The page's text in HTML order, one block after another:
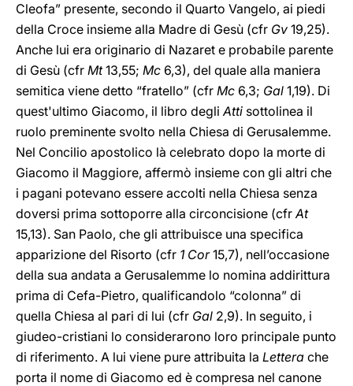
Cleofa” presente, secondo il Quarto Vangelo, ai piedi
della Croce insieme alla Madre di Gesù (cfr Gv 19,25).
Anche lui era originario di Nazaret e probabile parente
di Gesù (cfr Mt13,55; Mc 6,3), del quale alla maniera
semitica viene detto “fratello” (cfr Mc 6,3; Gal 1,19). Di
quest'ultimo Giacomo, il libro degliAtti sottolinea il
ruolo preminente svolto nella Chiesa di Gerusalemme.
Nel Concilio apostolico là celebrato dopo la morte di
Giacomo il Maggiore, affermò insieme con gli altri che
i pagani potevano essere accolti nella Chiesa senza
doversi prima sottoporre alla circoncisione (cfrAt
15,13). San Paolo, che gli attribuisce una specifica
apparizione del Risorto (cfr 1 Cor15,7), nell’occasione
della sua andata a Gerusalemme lo nomina addirittura
prima di Cefa-Pietro, qualificandolo “colonna” di
quella Chiesa al pari di lui (cfr Gal 2,9). In seguito, i
giudeo-cristiani lo considerarono loro principale punto
di riferimento. A lui viene pure attribuita la Lettera che
porta il nome di Giacomo ed è compresa nel canone